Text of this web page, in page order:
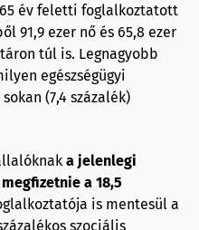
65 év feletti foglalkoztatott
91,9 ezer nő és 65,8 ezer
túl is. Legnagyobb
egészségügyi
(7,4 százalék)
a jelenlegi
a 18,5
is mentesül a
szociális